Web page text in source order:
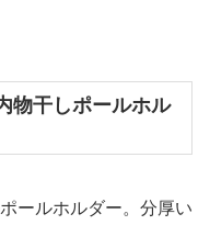
物干しポールホル
ールホルダー。分厚い